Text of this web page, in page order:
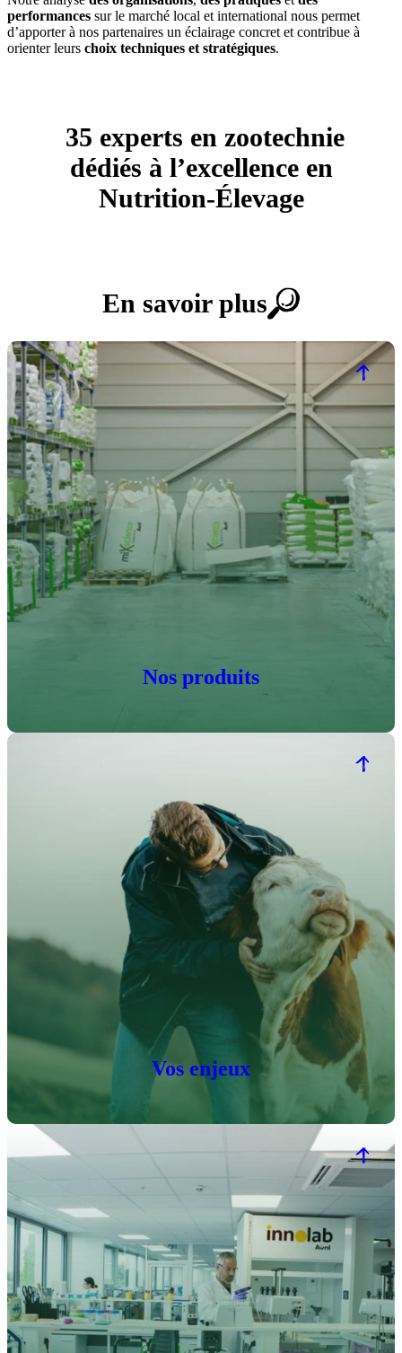
performances sur le marché local et international nous permet
d’apporter à nos partenaires un éclairage concret et contribue à
orienter leurs choix techniques et stratégiques.
35 experts en zootechnie
dédiés à l’excellence en
Nutrition‑Élevage
En savoir plus
Nos produits
Vos enjeux